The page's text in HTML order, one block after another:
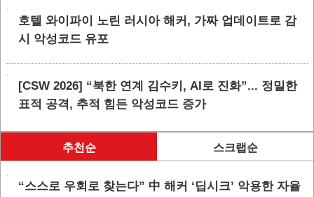
호텔 와이파이 노린 러시아 해커, 가짜 업데이트로 감
시 악성코드 유포
[CSW 2026] “북한 연계 김수키, AI로 진화”... 정밀한
표적 공격, 추적 힘든 악성코드 증가
추천순 스크랩순
“스스로 우회로 찾는다” 中 해커 ‘딥시크’ 악용한 자율